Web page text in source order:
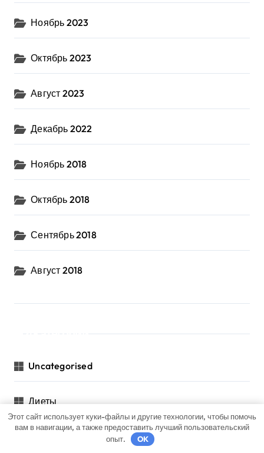
Ноябрь 2023
Октябрь 2023
Август 2023
Декабрь 2022
Ноябрь 2018
Октябрь 2018
Сентябрь 2018
Август 2018
Uncategorised
Диеты
Этот сайт использует куки-файлы и другие технологии, чтобы помочь
вам в навигации, а также предоставить лучший пользовательский
опыт.
OK